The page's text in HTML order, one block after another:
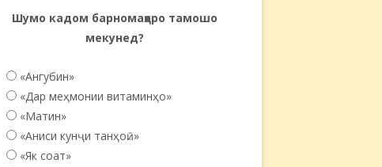
Шумо кадом барномаҳоро тамошо
мекунед?
«Ангубин»
«Дар меҳмонии витаминҳо»
«Матин»
«Аниси кунҷи танҳоӣ...»
«Як соат»